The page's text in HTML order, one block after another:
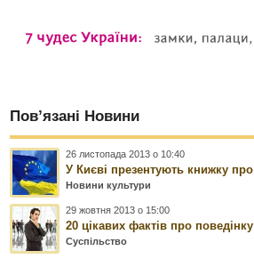
Пов’язані Новини
26 листопада 2013 о 10:40
У Києві презентують книжку
Новини культури
29 жовтня 2013 о 15:00
20 цікавих фактів про
Суспільство